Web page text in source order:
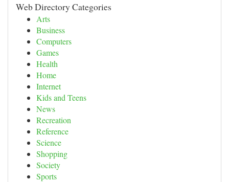
Web Directory Categories
Arts
Business
Computers
Games
Health
Home
Internet
Kids and Teens
News
Recreation
Reference
Science
Shopping
Society
Sports